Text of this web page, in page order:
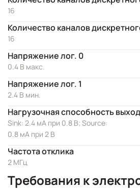
16
Количество каналов
16
Напряжение лог. 0
0.4 В макс.
Напряжение лог. 1
2.4 В мин.
Нагрузочная способность
Sink: 2.4 мА при 0.8 В; Source:
0.8 мА при 2 В
Частота отклика
2 МГц
Требования к